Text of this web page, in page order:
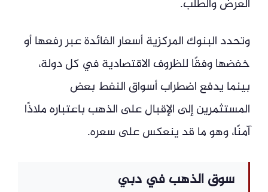
العرض والطلب.
وتحدد البنوك المركزية أسعار الفائدة عبر رفعها أو
خفضها وفقًا للظروف الاقتصادية في كل دولة،
بينما يدفع اضطراب أسواق النفط بعض
المستثمرين إلى الإقبال على الذهب باعتباره ملاذًا
آمنًا، وهو ما قد ينعكس على سعره.
سوق الذهب في دبي